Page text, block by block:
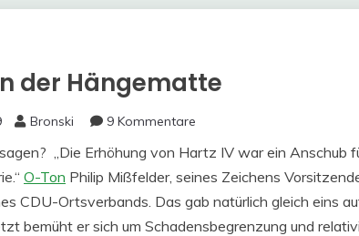
der Hängematte
Bronski 9 Kommentare
„Die Erhöhung von Hartz IV war ein Anschub
O-Ton Philip Mißfelder, seines Zeichens
CDU-Ortsverbands. Das gab natürlich gleich eins
bemüht er sich um Schadensbegrenzung und